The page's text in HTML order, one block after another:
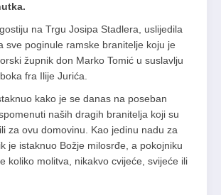
na Trgu Josipa Stadlera, uslijedila
sve poginule ramske branitelje koju je
župnik don Marko Tomić u suslavlju
fra Ilije Jurića.
kako je se danas na poseban
naših dragih branitelja koji su
za ovu domovinu. Kao jedinu nadu za
je istaknuo Božje milosrđe, a pokojniku
koliko molitva, nikakvo cvijeće, svijeće ili